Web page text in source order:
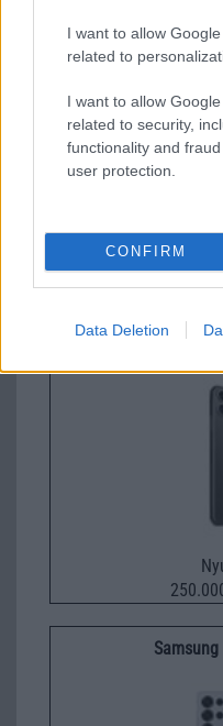
I want to allow
related to
I want to allow
related to security,
functionality and
user protection.
CONFIRM
Data Deletion